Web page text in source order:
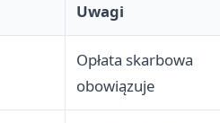
Uwagi
Opłata skarbowa
obowiązuje